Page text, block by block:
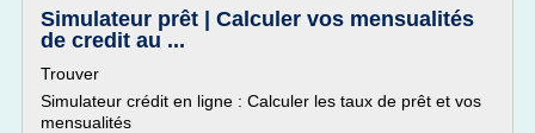
Simulateur prêt | Calculer vos mensualités
de credit au ...
Trouver
Simulateur crédit en ligne : Calculer les taux de prêt et vos
mensualités